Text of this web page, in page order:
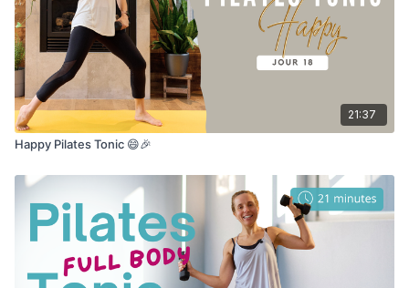
21:37
Happy Pilates Tonic 😄🎉